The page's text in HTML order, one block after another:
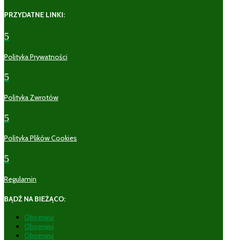
PRZYDATNE LINKI:
5
Polityka Prywatności
5
Polityka Zwrotów
5
Polityka Plików Cookies
5
Regulamin
BĄDŹ NA BIEŻĄCO:
Obserwuj
Obserwuj
Obserwuj